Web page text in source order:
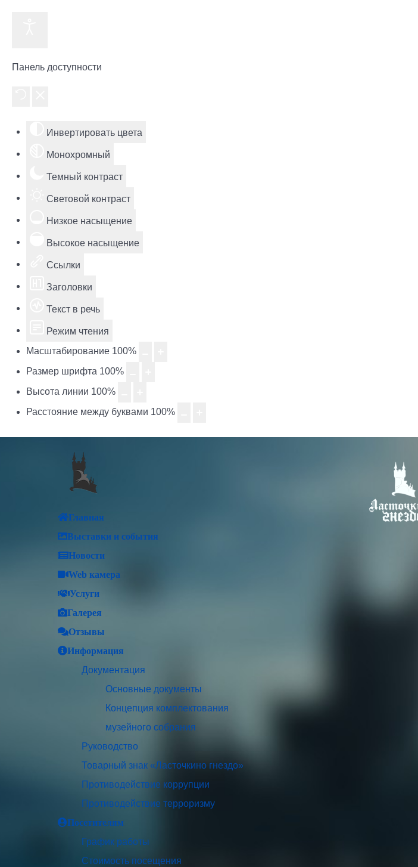
Панель доступности
Инвертировать цвета
Монохромный
Темный контраст
Световой контраст
Низкое насыщение
Высокое насыщение
Ссылки
Заголовки
Текст в речь
Режим чтения
Масштабирование 100%
Размер шрифта 100%
Высота линии 100%
Расстояние между буквами 100%
Главная
Выставки и события
Новости
Web камера
Услуги
Галерея
Отзывы
Информация
Документация
Основные документы
Концепция комплектования
музейного собрания
Руководство
Товарный знак «Ласточкино гнездо»
Противодействие коррупции
Противодействие терроризму
Посетителям
График работы
Стоимость посещения